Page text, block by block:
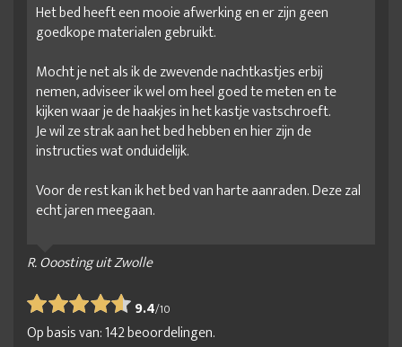
Het bed heeft een mooie afwerking en er zijn geen
goedkope materialen gebruikt.
Mocht je net als ik de zwevende nachtkastjes erbij
nemen, adviseer ik wel om heel goed te meten en te
kijken waar je de haakjes in het kastje vastschroeft.
Je wil ze strak aan het bed hebben en hier zijn de
instructies wat onduidelijk.
Voor de rest kan ik het bed van harte aanraden. Deze zal
echt jaren meegaan.
R. Ooosting uit Zwolle
9.4/10
Op basis van:142beoordelingen.